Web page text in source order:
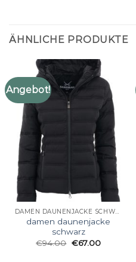
ÄHNLICHE PRODUKTE
Angebot!
DAMEN DAUNENJACKE SCHWARZ
damen daunenjacke
schwarz
€94.00 €67.00